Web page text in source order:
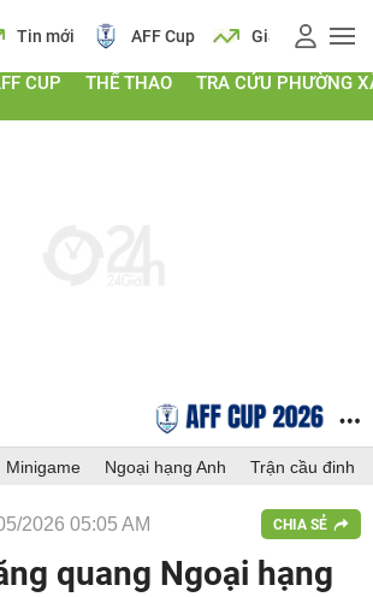
Tin mới AFF Cup Giá vàng
CUP THỂ THAO TRA CỨU PHƯỜNG
Minigame Ngoại hạng Anh Trận cầu đinh
2026 05:05 AM CHIA SẺ
quang Ngoại hạng